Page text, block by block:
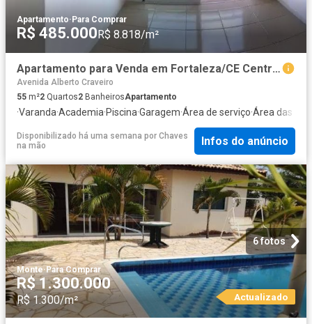
Apartamento· Para Comprar
R$ 485.000R$ 8.818/m²
Apartamento para Venda em Fortaleza/CE Centro 2 Quartos
Avenida Alberto Craveiro
55 m²2 Quartos2 BanheirosApartamento
·Varanda·Academia·Piscina·Garagem·Área de serviço·Área das
Disponibilizado há uma semana por Chaves
na mão
Infos do anúncio
6 fotos
Monte· Para Comprar
R$ 1.300.000
R$ 1.300/m² Actualizado